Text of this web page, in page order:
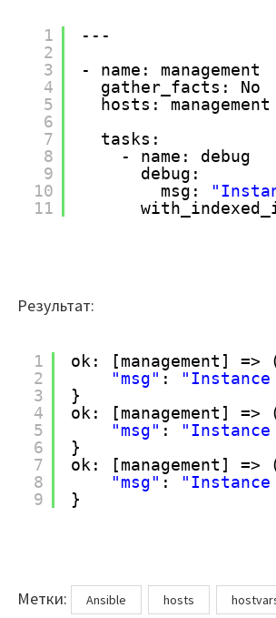
1
2
3
4
5
6
7
8
9
10
11
---
- name: management
gather_facts: No
hosts: management
tasks:
- name: debug
debug:
msg:
Результат:
1
2
3
4
5
6
7
8
9
ok: [management]
"msg" :
}
ok: [management]
"msg" :
}
ok: [management]
"msg" :
}
Метки: Метки
Ansible hosts